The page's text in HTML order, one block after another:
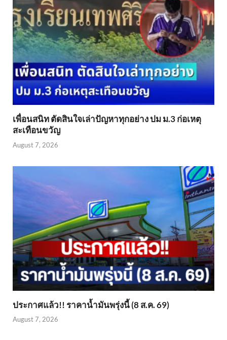
เพื่อนสนิท ตัดสินใจเล่าปัญหาทุกอย่าง ปม ม.3 ก่อเหตุ
สะเทือนขวัญ
August 7, 2026
ประกาศแล้ว!! ราคาน้ำมันพรุ่งนี้ (8 ส.ค. 69)
August 7, 2026